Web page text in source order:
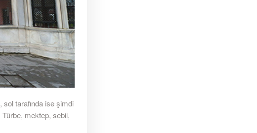
tarafında ise şimdi
mektep, sebil,